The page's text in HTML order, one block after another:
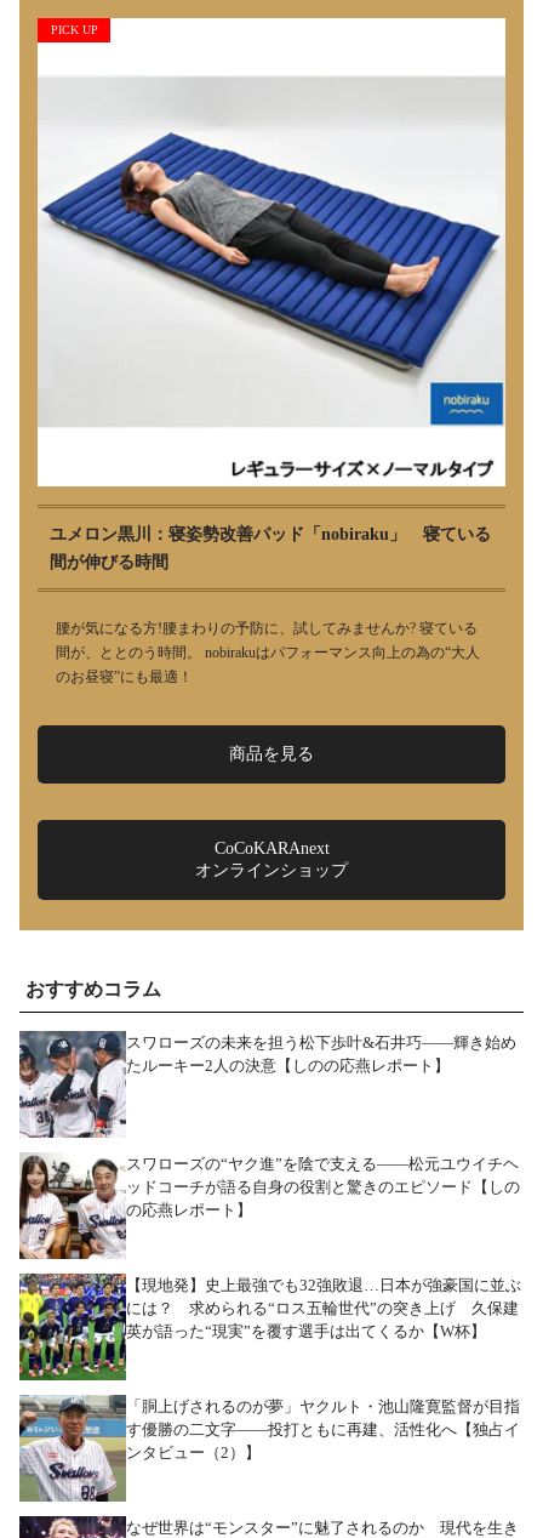
PICK UP
ユメロン黒川：寝姿勢改善パッド「nobiraku」 寝ている
間が伸びる時間
腰が気になる方!腰まわりの予防に、試してみませんか? 寝ている
間が、ととのう時間。 nobirakuはパフォーマンス向上の為の“大人
のお昼寝”にも最適！
商品を見る
CoCoKARAnext
オンラインショップ
おすすめコラム
スワローズの未来を担う松下歩叶&石井巧――輝き始め
たルーキー2人の決意【しのの応燕レポート】
スワローズの“ヤク進”を陰で支える――松元ユウイチヘ
ッドコーチが語る自身の役割と驚きのエピソード【しの
の応燕レポート】
【現地発】史上最強でも32強敗退…日本が強豪国に並ぶ
には？ 求められる“ロス五輪世代”の突き上げ 久保建
英が語った“現実”を覆す選手は出てくるか【W杯】
「胴上げされるのが夢」ヤクルト・池山隆寛監督が目指
す優勝の二文字――投打ともに再建、活性化へ【独占イ
ンタビュー（2）】
なぜ世界は“モンスター”に魅了されるのか 現代を生き